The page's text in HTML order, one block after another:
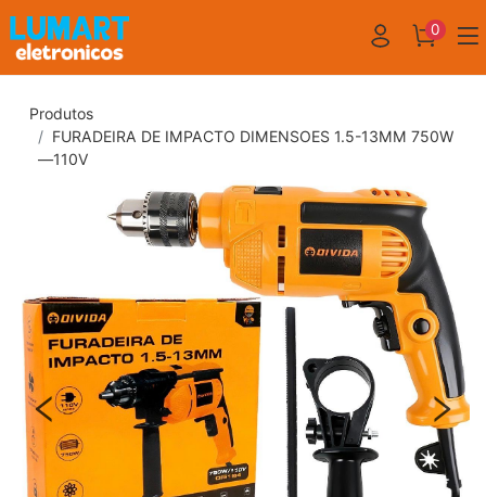
0
Produtos
FURADEIRA DE IMPACTO DIMENSOES 1.5-13MM 750W
—110V